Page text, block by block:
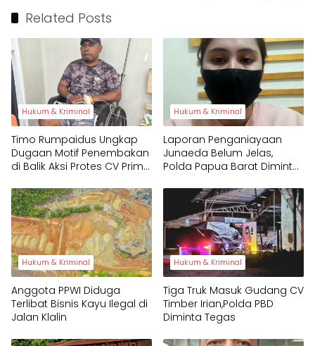
Related Posts
Hukum & Kriminal
Timo Rumpaidus Ungkap
Dugaan Motif Penembakan
di Balik Aksi Protes CV Prima
Hukum & Kriminal
Laporan Penganiayaan
Junaeda Belum Jelas,
Polda Papua Barat Diminta
Hukum & Kriminal
Anggota PPWI Diduga
Terlibat Bisnis Kayu Ilegal di
Jalan Klalin
Hukum & Kriminal
Tiga Truk Masuk Gudang CV
Timber Irian,Polda PBD
Diminta Tegas